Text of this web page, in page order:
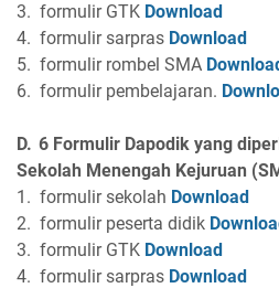
3. formulir GTK Download
4. formulir sarpras Download
5. formulir rombel SMA
6. formulir pembelajaran.
D. 6 Formulir Dapodik yang
Sekolah Menengah Kejuruan
1. formulir sekolah Download
2. formulir peserta didik
3. formulir GTK Download
4. formulir sarpras Download